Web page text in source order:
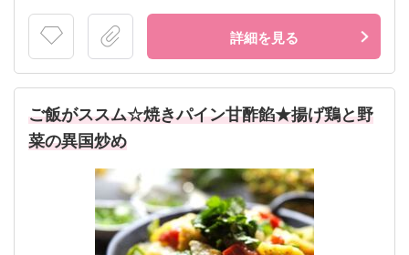
詳細を見る
ご飯がススム☆焼きパイン甘酢餡★揚げ鶏と野
菜の異国炒め